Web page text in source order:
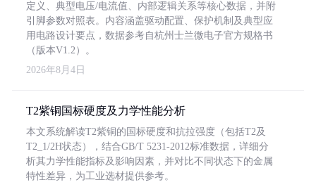
定义、典型电压/电流值、内部逻辑关系等核心数据，并附
引脚参数对照表。内容涵盖驱动配置、保护机制及典型应
用电路设计要点，数据参考自杭州士兰微电子官方规格书
（版本V1.2）。
2026年8月4日
T2紫铜国标硬度及力学性能分析
本文系统解读T2紫铜的国标硬度和抗拉强度（包括T2及
T2_1/2H状态），结合GB/T 5231-2012标准数据，详细分
析其力学性能指标及影响因素，并对比不同状态下的金属
特性差异，为工业选材提供参考。